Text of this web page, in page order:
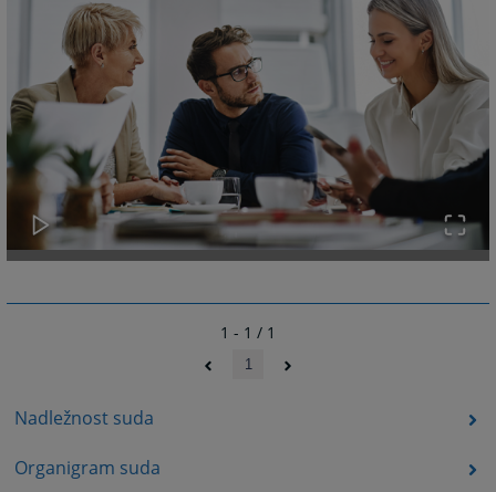
Nadležnost suda
Organigram suda
1 - 1 / 1
1